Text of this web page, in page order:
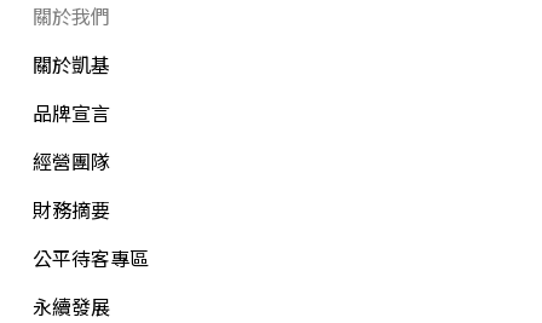
關於我們
關於凱基
品牌宣言
經營團隊
財務摘要
公平待客專區
永續發展